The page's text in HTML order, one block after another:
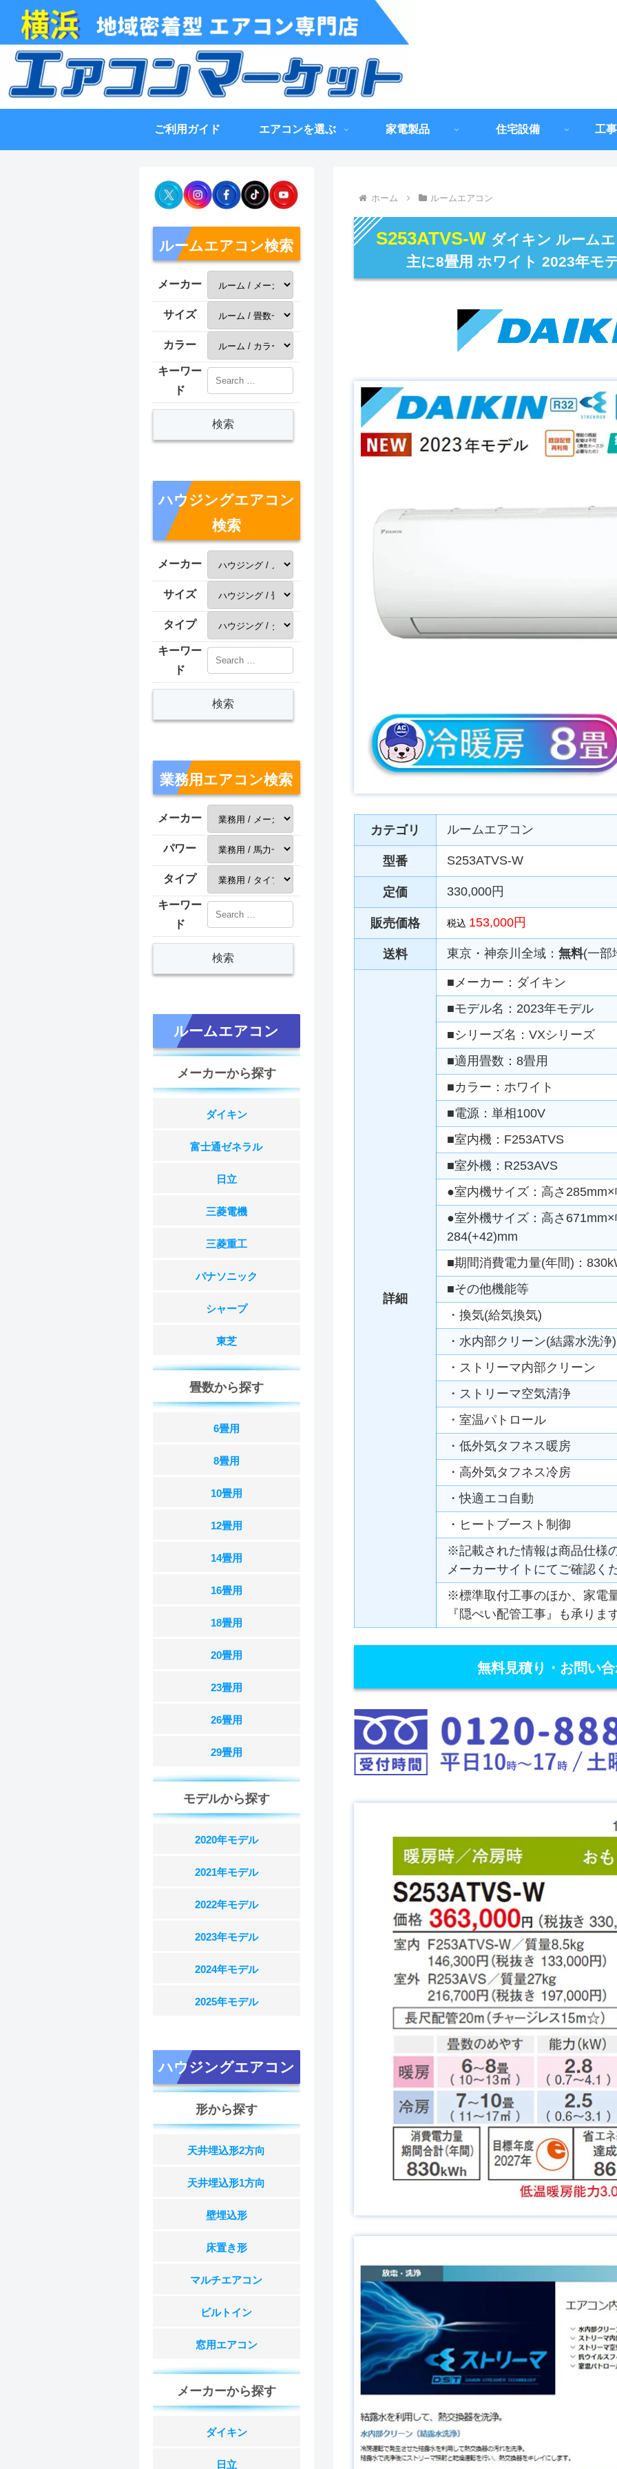
ご利用ガイド エアコンを選ぶ 家電製品 住宅設備 工
ホーム ルームエアコン
S253ATVS-W ダイキン ルーム
主に8畳用 ホワイト 2023年モ
カテゴリ ルームエアコン
型番 S253ATVS-W
定価 330,000円
販売価格 税込 153,000円
送料 東京・神奈川全域： 無料(一部
詳細
■メーカー：ダイキン
■モデル名：2023年モデル
■シリーズ名：VXシリーズ
■適用畳数：8畳用
■カラー：ホワイト
■電源：単相100V
■室内機：F253ATVS
■室外機：R253AVS
●室内機サイズ：高さ
●室外機サイズ：高さ
284(+42)mm
■期間消費電力量(年間)：
■その他機能等
・換気(給気換気)
・水内部クリーン(結露水洗浄)
・ストリーマ内部クリーン
・ストリーマ空気清浄
・室温パトロール
・低外気タフネス暖房
・高外気タフネス冷房
・快適エコ自動
・ヒートブースト制御
※記載された情報は商品仕様
メーカーサイトにてご確認く
※標準取付工事のほか、家電
『隠ぺい配管工事』も承りま
無料見積り・お問い
ルームエアコン検索
メーカー
サイズ
カラー
キーワー
ド
ハウジングエアコン
検索
メーカー
サイズ
タイプ
キーワー
ド
業務用エアコン検索
メーカー
パワー
タイプ
キーワー
ド
ルームエアコン
メーカーから探す
ダイキン
富士通ゼネラル
日立
三菱電機
三菱重工
パナソニック
シャープ
東芝
畳数から探す
6畳用
8畳用
10畳用
12畳用
14畳用
16畳用
18畳用
20畳用
23畳用
26畳用
29畳用
モデルから探す
2020年モデル
2021年モデル
2022年モデル
2023年モデル
2024年モデル
2025年モデル
ハウジングエアコン
形から探す
天井埋込形2方向
天井埋込形1方向
壁埋込形
床置き形
マルチエアコン
ビルトイン
窓用エアコン
メーカーから探す
ダイキン
日立